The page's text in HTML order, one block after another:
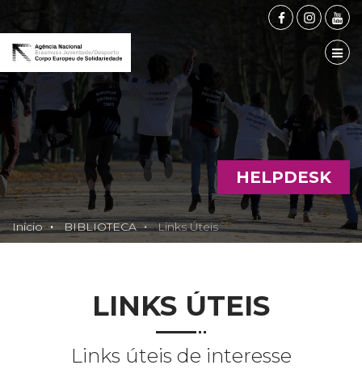
FACEBOOK
HELPDESK
Início BIBLIOTECA Links Úteis
LINKS ÚTEIS
Links úteis de interesse